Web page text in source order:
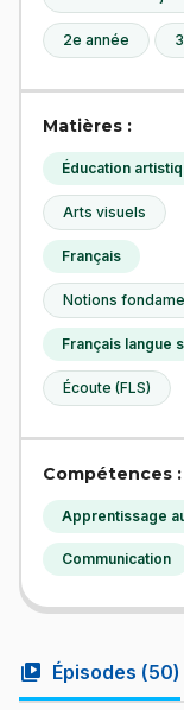
2e année
Matières :
Éducation
Arts visuels
Français
Notions
Français langue
Écoute (FLS)
Compétences :
Apprentissage
Communication
video_library Épisodes (50)